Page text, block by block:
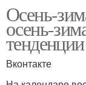
Осень-
осень-
тенденции
Вконтакте